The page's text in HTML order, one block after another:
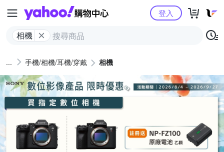
Yahoo購物中心
相機
登入
手機/相機/耳機/穿戴 相機